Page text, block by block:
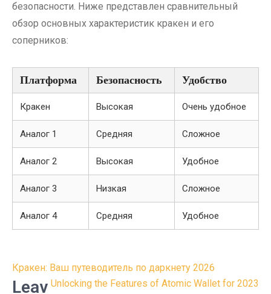
безопасности. Ниже представлен сравнительный
обзор основных характеристик кракен и его
соперников:
Платформа Безопасность Удобство
Кракен Высокая Очень удобное
Аналог 1 Средняя Сложное
Аналог 2 Высокая Удобное
Аналог 3 Низкая Сложное
Аналог 4 Средняя Удобное
Post
navigation
Кракен: Ваш путеводитель по даркнету 2026
Unlocking the Features of Atomic Wallet for 2023
Leav